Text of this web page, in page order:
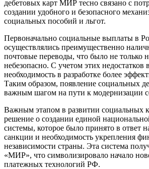
дебетовых карт МИР тесно связано с
создании удобного и безопасного
социальных пособий и льгот.
Первоначально социальные выплаты в
осуществлялись преимущественно
почтовые переводы, что было не только
небезопасно. С учетом этих недостатков
необходимость в разработке более
Таким образом, появление социальных
важным шагом на пути к модернизации
Важным этапом в развитии социальных
решение о создании единой
системы, которое было принято в ответ
санкции и необходимость укрепления
независимости страны. Эта система
«МИР», что символизировало начало
платежных технологий РФ.